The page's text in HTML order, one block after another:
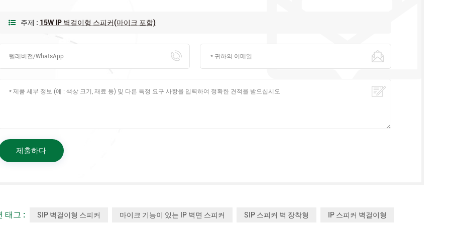
주제 : 15W IP 벽걸이형 스피커(마이크 포함)
태그 : SIP 벽걸이형 스피커 마이크 기능이 있는 IP 벽면 스피커 SIP 스피커 벽 장착형 IP 스피커 벽걸이형